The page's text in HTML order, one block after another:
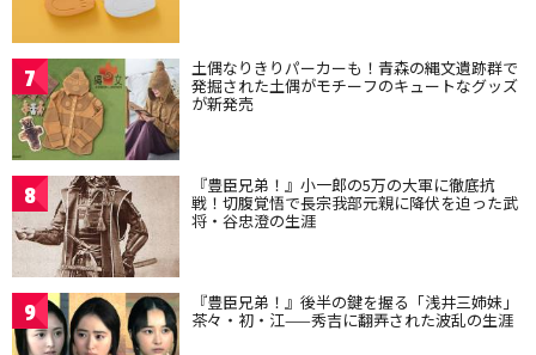
7 土偶なりきりパーカーも！青森の縄文遺跡群で
発掘された土偶がモチーフのキュートなグッズ
が新発売
8 『豊臣兄弟！』小一郎の5万の大軍に徹底抗
戦！切腹覚悟で長宗我部元親に降伏を迫った武
将・谷忠澄の生涯
9 『豊臣兄弟！』後半の鍵を握る「浅井三姉妹」
茶々・初・江——秀吉に翻弄された波乱の生涯